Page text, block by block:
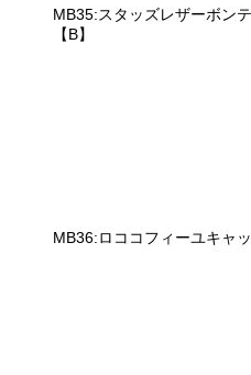
MB35:スタッズレザーボン
【B】
MB36:ロココフィーユキャ